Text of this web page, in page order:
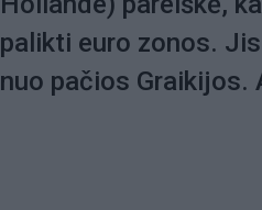
palikti euro zonos.
nuo pačios Graikijos.